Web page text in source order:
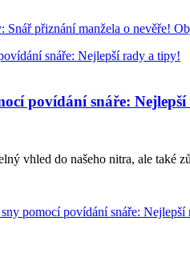
Snář přiznání manžela o nevěře!
povídání snáře:
vhled do našeho nitra, ale také
pomocí povídání snáře: Nejlepší